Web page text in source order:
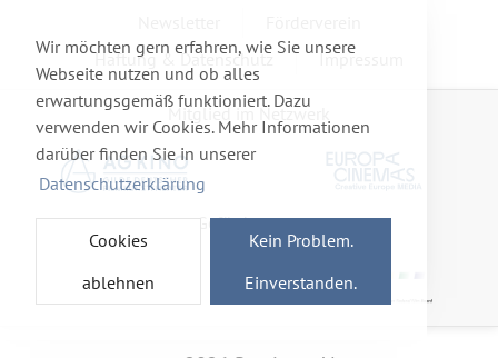
Wir möchten gern erfahren, wie Sie unsere
Webseite nutzen und ob alles
erwartungsgemäß funktioniert. Dazu
verwenden wir Cookies. Mehr Informationen
darüber finden Sie in unserer
Datenschutzerklärung
Cookies
ablehnen
Kein Problem.
Einverstanden.
Haftung & Datenschutz
Impressum
Mitglied im Netzwerk
Gefördert von